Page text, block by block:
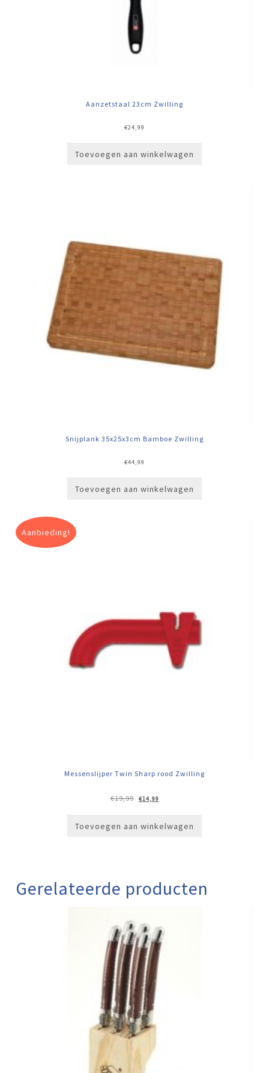
Aanzetstaal 23cm Zwilling
€24,99
Toevoegen aan winkelwagen
Snijplank 35x25x3cm Bamboe Zwilling
€44,99
Toevoegen aan winkelwagen
Aanbieding!
Messenslijper Twin Sharp rood Zwilling
€19,99
Oorspronkelijke
prijs
€14,99Huidige
prijs
Toevoegen aan winkelwagen
Gerelateerde producten